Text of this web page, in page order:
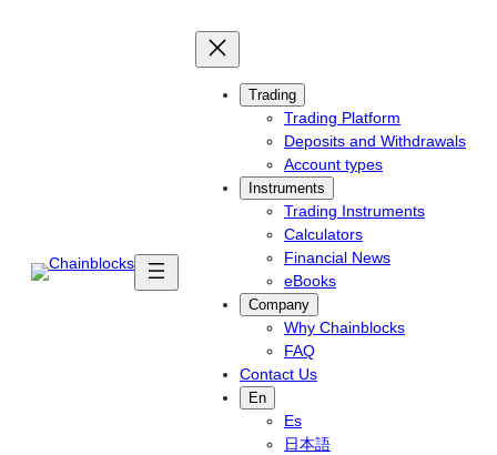
Trading
Trading Platform
Deposits and Withdrawals
Account types
Instruments
Trading Instruments
Calculators
Financial News
eBooks
Company
Why Chainblocks
FAQ
Contact Us
En
Es
日本語